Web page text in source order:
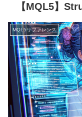
【MQL5】
MQL5リファレンス